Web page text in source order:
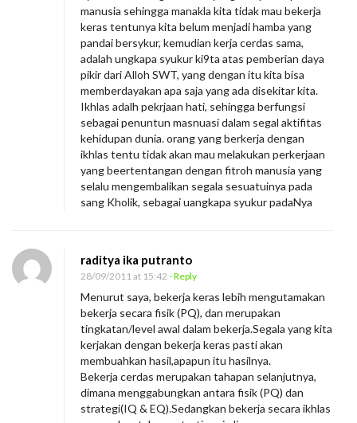
manusia sehingga manakla kita tidak mau bekerja
keras tentunya kita belum menjadi hamba yang
pandai bersykur, kemudian kerja cerdas sama,
adalah ungkapa syukur ki9ta atas pemberian daya
pikir dari Alloh SWT, yang dengan itu kita bisa
memberdayakan apa saja yang ada disekitar kita.
Ikhlas adalh pekrjaan hati, sehingga berfungsi
sebagai penuntun masnuasi dalam segal aktifitas
kehidupan dunia. orang yang berkerja dengan
ikhlas tentu tidak akan mau melakukan perkerjaan
yang beertentangan dengan fitroh manusia yang
selalu mengembalikan segala sesuatuinya pada
sang Kholik, sebagai uangkapa syukur padaNya
raditya ika putranto
28/09/2011 at 15:42 - Reply
Menurut saya, bekerja keras lebih mengutamakan
bekerja secara fisik (PQ), dan merupakan
tingkatan/level awal dalam bekerja.Segala yang kita
kerjakan dengan bekerja keras pasti akan
membuahkan hasil,apapun itu hasilnya.
Bekerja cerdas merupakan tahapan selanjutnya,
dimana menggabungkan antara fisik (PQ) dan
strategi(IQ & EQ).Sedangkan bekerja secara ikhlas